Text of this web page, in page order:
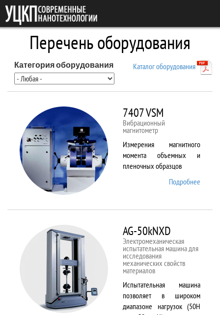
Перейти к основному содержанию
Перечень оборудования
Каталог оборудования
Категория оборудования
7407 VSM
Вибрационный
магнитометр
Измерения магнитного
момента объемных и
пленочных образцов
Подробнее
AG-50kNXD
Электромеханическая
испытательная машина для
исследования
механических свойств
материалов
Испытательная машина
позволяет в широком
диапазоне нагрузок (50Н